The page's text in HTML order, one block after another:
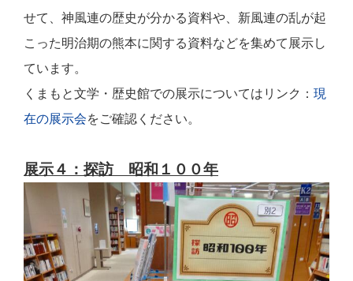
せて、神風連の歴史が分かる資料や、新風連の乱が起
こった明治期の熊本に関する資料などを集めて展示し
ています。
くまもと文学・歴史館での展示についてはリンク： 現
在の展示会をご確認ください。
展示４：探訪 昭和１００年